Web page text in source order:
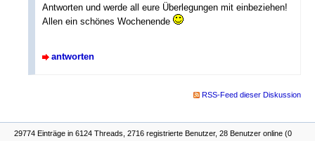
Antworten und werde all eure Überlegungen mit einbeziehen!
Allen ein schönes Wochenende
antworten
RSS-Feed dieser Diskussion
29774 Einträge in 6124 Threads, 2716 registrierte Benutzer, 28 Benutzer online (0